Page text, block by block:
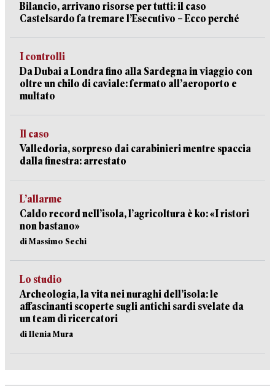
Bilancio, arrivano risorse per tutti: il caso
Castelsardo fa tremare l’Esecutivo – Ecco perché
I controlli
Da Dubai a Londra fino alla Sardegna in viaggio con
oltre un chilo di caviale: fermato all’aeroporto e
multato
Il caso
Valledoria, sorpreso dai carabinieri mentre spaccia
dalla finestra: arrestato
L’allarme
Caldo record nell’isola, l’agricoltura è ko: «I ristori
non bastano»
di Massimo Sechi
Lo studio
Archeologia, la vita nei nuraghi dell’isola: le
affascinanti scoperte sugli antichi sardi svelate da
un team di ricercatori
di Ilenia Mura